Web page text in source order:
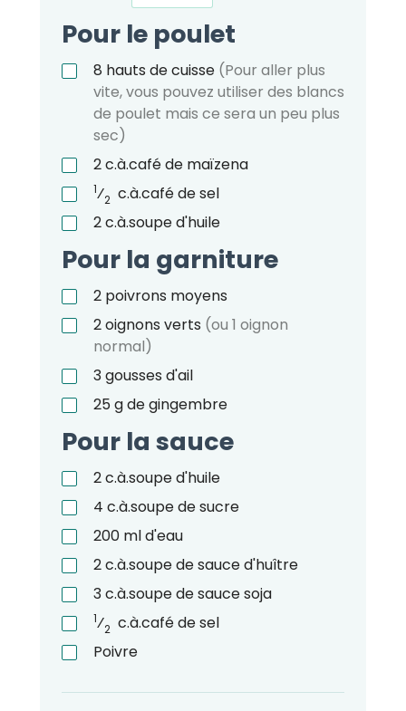
Pour le poulet
8 hauts de cuisse (Pour aller plus
vite, vous pouvez utiliser des blancs
de poulet mais ce sera un peu plus
sec)
2c.à.caféde maïzena
1⁄2 c.à.caféde sel
2c.à.souped'huile
Pour la garniture
2 poivrons moyens
2oignons verts (ou 1 oignon
normal)
3gousses d'ail
25gde gingembre
Pour la sauce
2c.à.souped'huile
4 c.à.soupede sucre
200 mld'eau
2c.à.soupede sauce d'huître
3c.à.soupede sauce soja
1⁄2 c.à.caféde sel
Poivre